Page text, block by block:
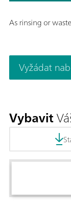
As rinsing or
Vyžádat
Vybavit